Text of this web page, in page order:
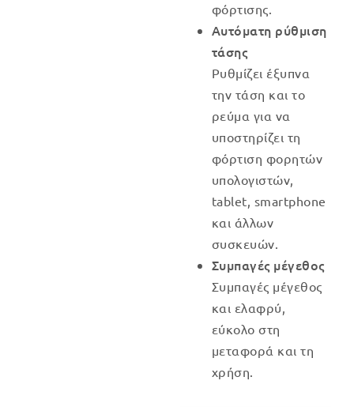
φόρτισης.
Αυτόματη ρύθμιση
τάσης
Ρυθμίζει έξυπνα
την τάση και το
ρεύμα για να
υποστηρίζει τη
φόρτιση φορητών
υπολογιστών,
tablet, smartphone
και άλλων
συσκευών.
Συμπαγές μέγεθος
Συμπαγές μέγεθος
και ελαφρύ,
εύκολο στη
μεταφορά και τη
χρήση.